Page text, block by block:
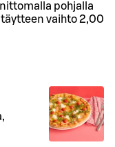
pohjalla
täytteen vaihto 2,00